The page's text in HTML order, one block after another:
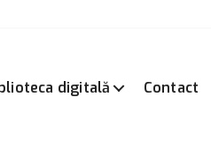
digitală
Contact